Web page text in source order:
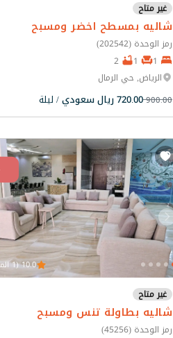
غير متاح
شاليه بمسطح اخضر ومسبح
رمز الوحدة (202542)
الرياض, حي الرمال
900.00720.00 ريال سعودي / ليلة
10.0 (1 المراجعة)
غير متاح
شاليه بطاولة تنس ومسبح
رمز الوحدة (45256)